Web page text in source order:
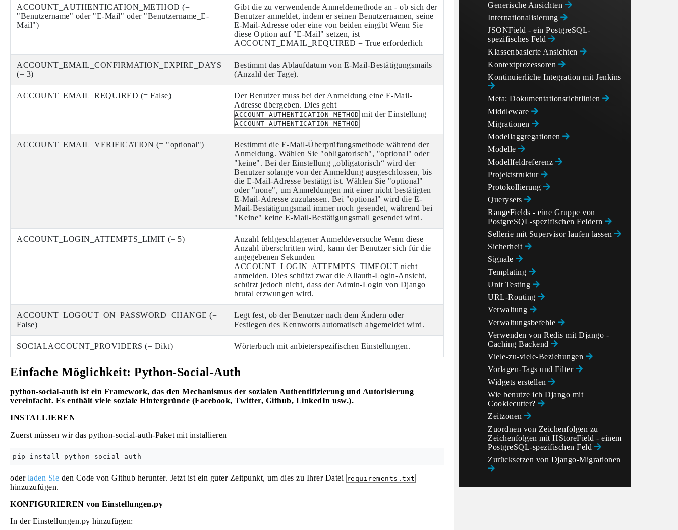
ACCOUNT_AUTHENTICATION_METHOD (=
"Benutzername" oder "E-Mail" oder "Benutzername_E-
Mail")
Gibt die zu verwendende Anmeldemethode an - ob sich der
Benutzer anmeldet, indem er seinen Benutzernamen, seine
E-Mail-Adresse oder eine von beiden eingibt Wenn Sie
diese Option auf "E-Mail" setzen, ist
ACCOUNT_EMAIL_REQUIRED = True erforderlich
ACCOUNT_EMAIL_CONFIRMATION_EXPIRE_DAYS
(= 3)
Bestimmt das Ablaufdatum von E-Mail-Bestätigungsmails
(Anzahl der Tage).
ACCOUNT_EMAIL_REQUIRED (= False)
Der Benutzer muss bei der Anmeldung eine E-Mail-
Adresse übergeben. Dies geht
ACCOUNT_AUTHENTICATION_METHOD mit der Einstellung
ACCOUNT_AUTHENTICATION_METHOD
ACCOUNT_EMAIL_VERIFICATION (= "optional")
Bestimmt die E-Mail-Überprüfungsmethode während der
Anmeldung. Wählen Sie "obligatorisch", "optional" oder
"keine". Bei der Einstellung „obligatorisch“ wird der
Benutzer solange von der Anmeldung ausgeschlossen, bis
die E-Mail-Adresse bestätigt ist. Wählen Sie "optional"
oder "none", um Anmeldungen mit einer nicht bestätigten
E-Mail-Adresse zuzulassen. Bei "optional" wird die E-
Mail-Bestätigungsmail immer noch gesendet, während bei
"Keine" keine E-Mail-Bestätigungsmail gesendet wird.
ACCOUNT_LOGIN_ATTEMPTS_LIMIT (= 5)
Anzahl fehlgeschlagener Anmeldeversuche Wenn diese
Anzahl überschritten wird, kann der Benutzer sich für die
angegebenen Sekunden
ACCOUNT_LOGIN_ATTEMPTS_TIMEOUT nicht
anmelden. Dies schützt zwar die Allauth-Login-Ansicht,
schützt jedoch nicht, dass der Admin-Login von Django
brutal erzwungen wird.
ACCOUNT_LOGOUT_ON_PASSWORD_CHANGE (=
False)
Legt fest, ob der Benutzer nach dem Ändern oder
Festlegen des Kennworts automatisch abgemeldet wird.
SOCIALACCOUNT_PROVIDERS (= Dikt) Wörterbuch mit anbieterspezifischen Einstellungen.
Einfache Möglichkeit: Python-Social-Auth
python-social-auth ist ein Framework, das den Mechanismus der sozialen Authentifizierung und Autorisierung
vereinfacht. Es enthält viele soziale Hintergründe (Facebook, Twitter, Github, LinkedIn usw.).
INSTALLIEREN
Zuerst müssen wir das python-social-auth-Paket mit installieren
oder laden Sie den Code von Github herunter. Jetzt ist ein guter Zeitpunkt, um dies zu Ihrer Datei requirements.txt
hinzuzufügen.
KONFIGURIEREN von Einstellungen.py
In der Einstellungen.py hinzufügen:
Generische Ansichten
Internationalisierung
JSONField - ein PostgreSQL-
spezifisches Feld
Klassenbasierte Ansichten
Kontextprozessoren
Kontinuierliche Integration mit Jenkins
Meta: Dokumentationsrichtlinien
Middleware
Migrationen
Modellaggregationen
Modelle
Modellfeldreferenz
Projektstruktur
Protokollierung
Querysets
RangeFields - eine Gruppe von
PostgreSQL-spezifischen Feldern
Sellerie mit Supervisor laufen lassen
Sicherheit
Signale
Templating
Unit Testing
URL-Routing
Verwaltung
Verwaltungsbefehle
Verwenden von Redis mit Django -
Caching Backend
Viele-zu-viele-Beziehungen
Vorlagen-Tags und Filter
Widgets erstellen
Wie benutze ich Django mit
Cookiecutter?
Zeitzonen
Zuordnen von Zeichenfolgen zu
Zeichenfolgen mit HStoreField - einem
PostgreSQL-spezifischen Feld
Zurücksetzen von Django-Migrationen